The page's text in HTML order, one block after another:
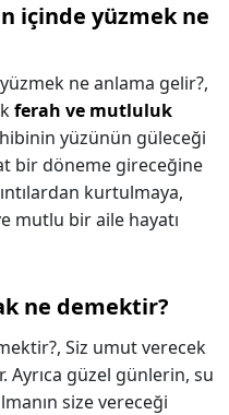
içinde yüzmek ne
ne anlama gelir?,
ferah ve mutluluk
yüzünün güleceği
bir döneme gireceğine
kurtulmaya,
mutlu bir aile hayatı
ne demektir?
Siz umut verecek
Ayrıca güzel günlerin, su
size vereceği